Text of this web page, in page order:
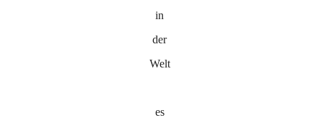
in
der
Welt
es